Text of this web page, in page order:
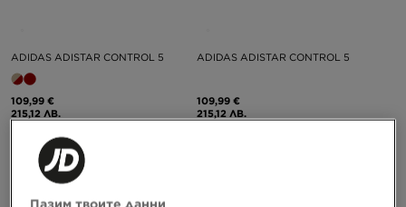
ADIDAS ADISTAR CONTROL 5
109,99 €
215,12 ЛВ.
ADIDAS ADISTAR CONTROL 5
109,99 €
215,12 ЛВ.
Пазим твоите данни